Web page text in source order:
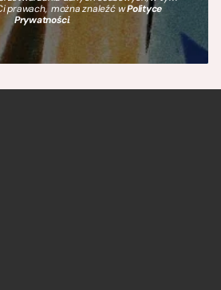
prawach, można znaleźć wPolityce
Prywatności.